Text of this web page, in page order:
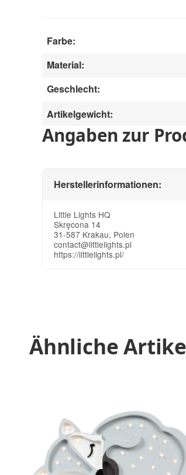
Farbe:
Material:
Geschlecht:
Artikelgewicht:
Angaben zur
Herstellerinformationen:
Little Lights HQ
Skręcona 14
31-587 Krakau, Polen
contact@littlelights.pl
https://littlelights.pl/
Ähnliche